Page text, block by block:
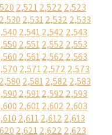
2,5212,522 2,523
2,530 2,5312,532 2,533
2,5412,542 2,543
2,5512,552 2,553
2,5612,562 2,563
2,5712,572 2,573
2,580 2,5812,582 2,583
2,5912,592 2,593
2,6012,602 2,603
2,6112,612 2,613
2,6212,622 2,623